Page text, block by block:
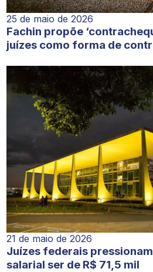
25 de maio de 2026
Fachin propõe
juízes como forma de
21 de maio de 2026
Juízes federais
salarial ser de R$ 71,5 mil